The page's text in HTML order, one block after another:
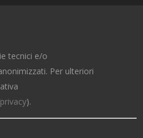
tecnici e/o
Per ulteriori
).